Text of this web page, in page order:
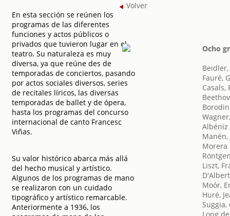
En esta sección se reúnen los
programas de las diferentes
funciones y actos públicos o
privados que tuvieron lugar en el
teatro. Su naturaleza es muy
diversa, ya que reúne des de
temporadas de conciertos, pasando
por actos sociales diversos, series
de recitales líricos, las diversas
temporadas de ballet y de ópera,
hasta los programas del concurso
internacional de canto Francesc
Viñas.
Su valor histórico abarca más allá
del hecho musical y artístico.
Algunos de los programas de mano
se realizaron con un cuidado
tipográfico y artístico remarcable.
Anteriormente a 1936, los
Volver
Ocho
Fauré,
Casals,
Albéniz
Manén,
Morera
Liszt,
Moór,
Huré,